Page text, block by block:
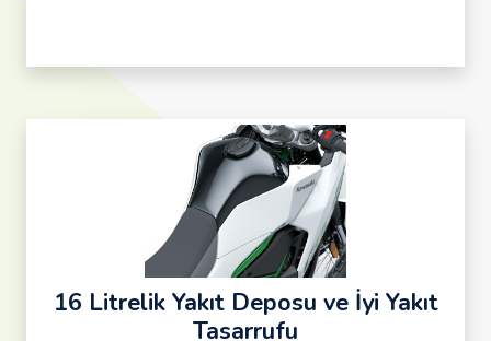
16 Litrelik Yakıt Deposu ve İyi Yakıt
Tasarrufu